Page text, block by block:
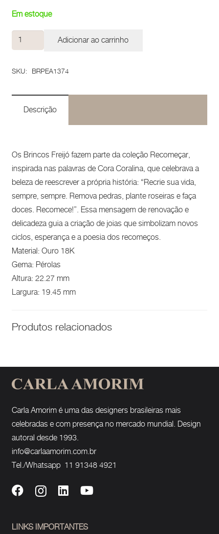
Em estoque
Brinco
Freijó
Adicionar ao carrinho
SKU: BRPEA1374
Descrição
Os Brincos Freijó fazem parte da coleção Recomeçar,
inspirada nas palavras de Cora Coralina, que celebrava a
beleza de reescrever a própria história: “Recrie sua vida,
sempre, sempre. Remova pedras, plante roseiras e faça
doces. Recomece!”. Essa mensagem de renovação e
delicadeza guia a criação de joias que simbolizam novos
ciclos, esperança e a poesia dos recomeços.
Material: Ouro 18K
Gema: Pérolas
Altura: 22.27 mm
Largura: 19.45 mm
Produtos relacionados
Carla Amorim é uma das designers brasileiras mais
celebradas e com presença no mercado mundial. Design
autoral desde 1993.
info@carlaamorim.com.br
Tel./Whatsapp 11 91348 4921
LINKS IMPORTANTES